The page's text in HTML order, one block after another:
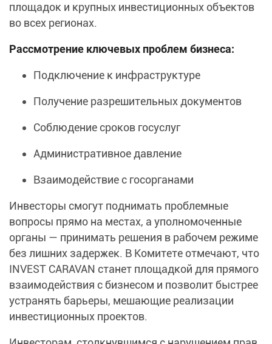
площадок и крупных инвестиционных объектов
во всех регионах.
Рассмотрение ключевых проблем бизнеса:
Подключение к инфраструктуре
Получение разрешительных документов
Соблюдение сроков госуслуг
Административное давление
Взаимодействие с госорганами
Инвесторы смогут поднимать проблемные
вопросы прямо на местах, а уполномоченные
органы — принимать решения в рабочем режиме
без лишних задержек. В Комитете отмечают, что
INVEST CARAVAN станет площадкой для прямого
взаимодействия с бизнесом и позволит быстрее
устранять барьеры, мешающие реализации
инвестиционных проектов.